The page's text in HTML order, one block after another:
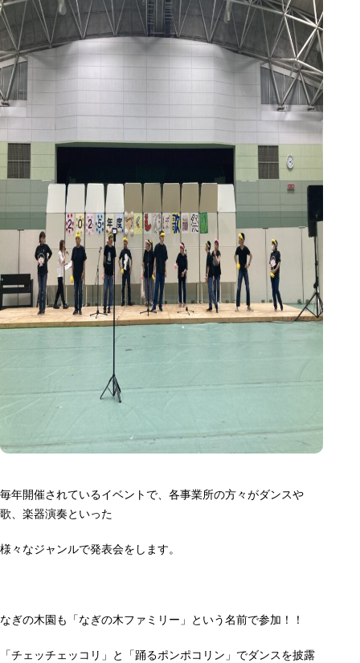
毎年開催されているイベントで、各事業所の方々がダンスや
歌、楽器演奏といった
様々なジャンルで発表会をします。
なぎの木園も「なぎの木ファミリー」という名前で参加！！
「チェッチェッコリ」と「踊るポンポコリン」でダンスを披露